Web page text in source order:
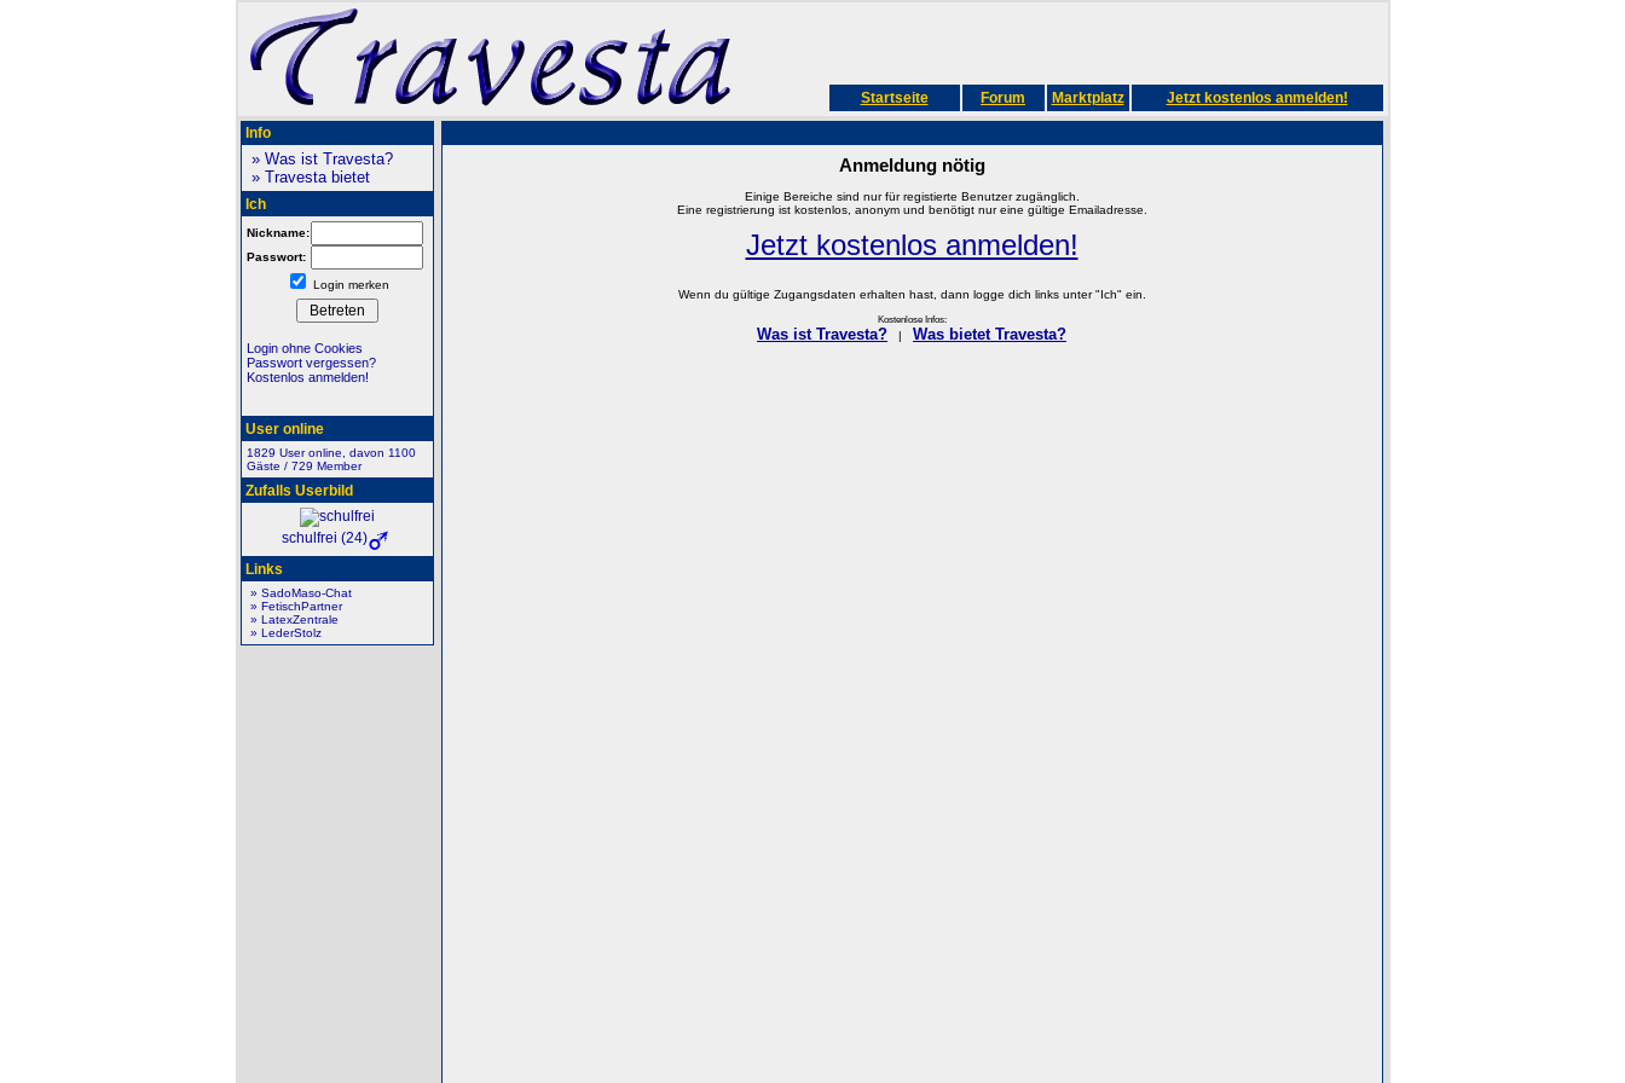
Startseite Forum Marktplatz Jetzt kostenlos anmelden!
Info
» Was ist Travesta?
» Travesta bietet
Ich
Nickname:
Passwort:
Login merken
Login ohne Cookies
Passwort vergessen?
Kostenlos anmelden!
User online
1829 User online, davon 1100
Gäste / 729 Member
Zufalls Userbild
schulfrei (24)
Links
» SadoMaso-Chat
» FetischPartner
» LatexZentrale
» LederStolz
Anmeldung nötig
Einige Bereiche sind nur für registierte Benutzer zugänglich.
Eine registrierung ist kostenlos, anonym und benötigt nur eine gültige Emailadresse.
Jetzt kostenlos anmelden!
Wenn du gültige Zugangsdaten erhalten hast, dann logge dich links unter "Ich" ein.
Kostenlose Infos:
Was ist Travesta? Was bietet Travesta?